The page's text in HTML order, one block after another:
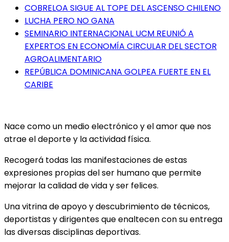
COBRELOA SIGUE AL TOPE DEL ASCENSO CHILENO
LUCHA PERO NO GANA
SEMINARIO INTERNACIONAL UCM REUNIÓ A
EXPERTOS EN ECONOMÍA CIRCULAR DEL SECTOR
AGROALIMENTARIO
REPÚBLICA DOMINICANA GOLPEA FUERTE EN EL
CARIBE
Nace como un medio electrónico y el amor que nos
atrae el deporte y la actividad física.
Recogerá todas las manifestaciones de estas
expresiones propias del ser humano que permite
mejorar la calidad de vida y ser felices.
Una vitrina de apoyo y descubrimiento de técnicos,
deportistas y dirigentes que enaltecen con su entrega
las diversas disciplinas deportivas.